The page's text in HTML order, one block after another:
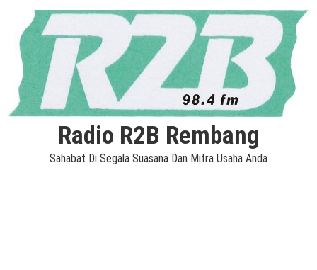
Radio R2B Rembang
Sahabat Di Segala Suasana Dan Mitra Usaha Anda